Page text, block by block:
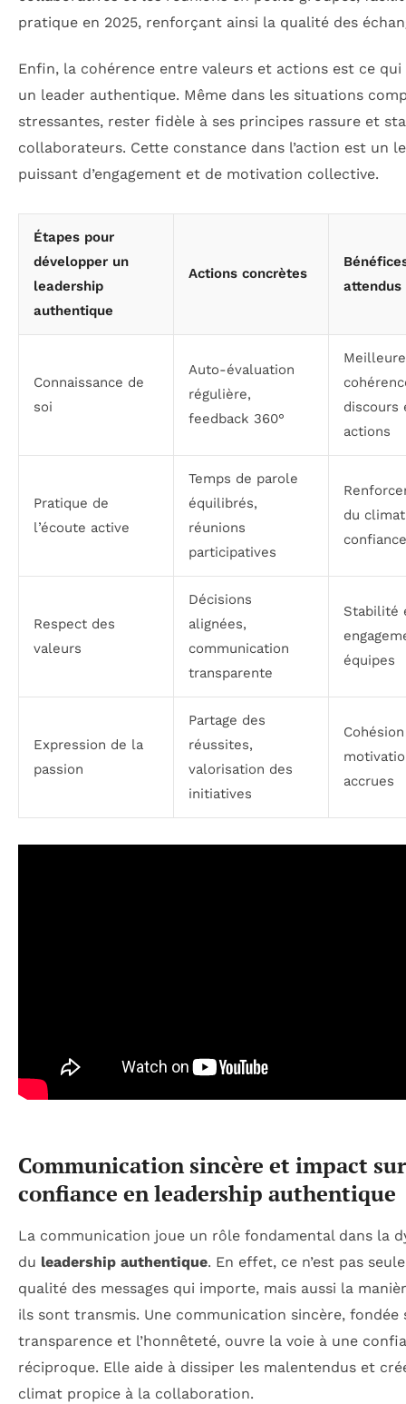
pratique en 2025, renforçant ainsi la qualité des
Enfin, la cohérence entre valeurs et actions est ce qui
un leader authentique. Même dans les situations
stressantes, rester fidèle à ses principes rassure et
collaborateurs. Cette constance dans l’action est un
puissant d’engagement et de motivation collective.
Étapes pour
développer un
leadership
authentique
Actions concrètes
attendus
Connaissance de
soi
Auto-évaluation
régulière,
feedback 360°
Meilleure
discours
actions
Pratique de
l’écoute active
Temps de parole
équilibrés,
réunions
participatives
du
confiance
Respect des
valeurs
Décisions
alignées,
communication
transparente
Stabilité
équipes
Expression de la
passion
Partage des
réussites,
valorisation des
initiatives
accrues
Communication sincère et impact
confiance en leadership authentique
La communication joue un rôle fondamental dans la
du leadership authentique. En effet, ce n’est pas
qualité des messages qui importe, mais aussi la
ils sont transmis. Une communication sincère, fondée
transparence et l’honnêteté, ouvre la voie à une
réciproque. Elle aide à dissiper les malentendus et
climat propice à la collaboration.